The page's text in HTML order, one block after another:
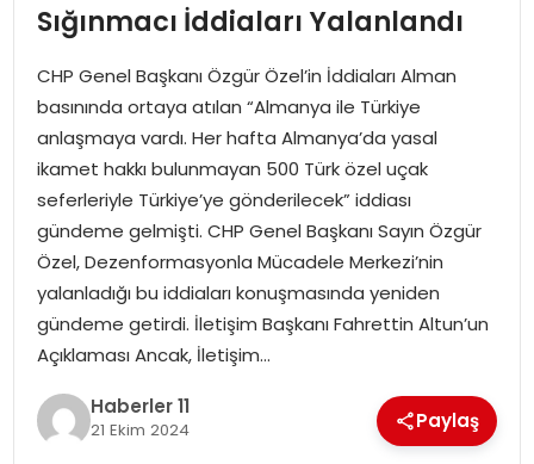
TEKNOLOJI
EĞITIM
MAGAZIN
SPOR
YAŞAM
Sığınmacı İddiaları Yalanlandı
CHP Genel Başkanı Özgür Özel’in İddiaları Alman
basınında ortaya atılan “Almanya ile Türkiye
anlaşmaya vardı. Her hafta Almanya’da yasal
ikamet hakkı bulunmayan 500 Türk özel uçak
seferleriyle Türkiye’ye gönderilecek” iddiası
gündeme gelmişti. CHP Genel Başkanı Sayın Özgür
Özel, Dezenformasyonla Mücadele Merkezi’nin
yalanladığı bu iddiaları konuşmasında yeniden
gündeme getirdi. İletişim Başkanı Fahrettin Altun’un
Açıklaması Ancak, İletişim…
Haberler 11
21 Ekim 2024 Paylaş